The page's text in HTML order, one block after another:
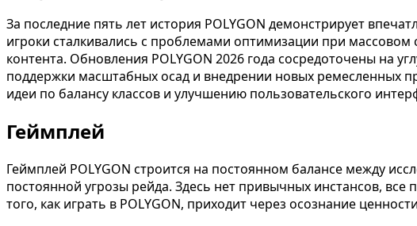
За последние пять лет история POLYGON демонстрирует
игроки сталкивались с проблемами оптимизации при массовом
контента. Обновления POLYGON 2026 года сосредоточены на
поддержки масштабных осад и внедрении новых ремесленных
идеи по балансу классов и улучшению пользовательского
Геймплей
Геймплей POLYGON строится на постоянном балансе между
постоянной угрозы рейда. Здесь нет привычных инстансов,
того, как играть в POLYGON, приходит через осознание